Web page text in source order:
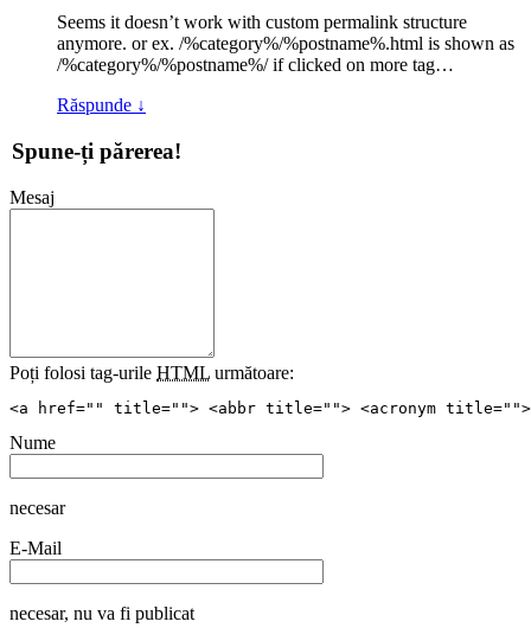
Seems it doesn’t work with custom permalink structure
anymore. or ex. /%category%/%postname%.html is shown as
/%category%/%postname%/ if clicked on more tag…
Răspunde ↓
Spune-ți părerea!
Mesaj
Poți folosi tag-urile HTML următoare:
<a href="" title=""> <abbr title=""> <acronym title="">
Nume
necesar
E-Mail
necesar, nu va fi publicat